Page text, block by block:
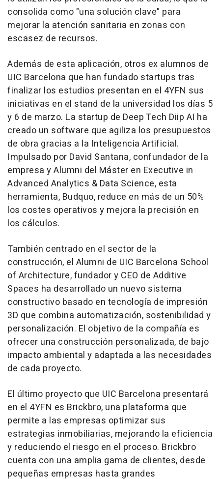
consolida como "una solución clave" para
mejorar la atención sanitaria en zonas con
escasez de recursos.
Además de esta aplicación, otros ex alumnos de
UIC Barcelona que han fundado startups tras
finalizar los estudios presentan en el 4YFN sus
iniciativas en el stand de la universidad los días 5
y 6 de marzo. La startup de Deep Tech Diip AI ha
creado un software que agiliza los presupuestos
de obra gracias a la Inteligencia Artificial.
Impulsado por David Santana, confundador de la
empresa y Alumni del Máster en Executive in
Advanced Analytics & Data Science, esta
herramienta, Budquo, reduce en más de un 50%
los costes operativos y mejora la precisión en
los cálculos.
También centrado en el sector de la
construcción, el Alumni de UIC Barcelona School
of Architecture, fundador y CEO de Additive
Spaces ha desarrollado un nuevo sistema
constructivo basado en tecnología de impresión
3D que combina automatización, sostenibilidad y
personalización. El objetivo de la compañía es
ofrecer una construcción personalizada, de bajo
impacto ambiental y adaptada a las necesidades
de cada proyecto.
El último proyecto que UIC Barcelona presentará
en el 4YFN es Brickbro, una plataforma que
permite a las empresas optimizar sus
estrategias inmobiliarias, mejorando la eficiencia
y reduciendo el riesgo en el proceso. Brickbro
cuenta con una amplia gama de clientes, desde
pequeñas empresas hasta grandes